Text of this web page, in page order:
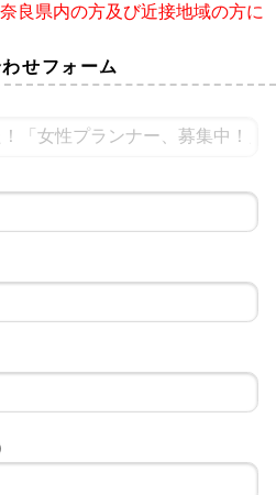
良県内の方及び近接地域の方に
せフォーム